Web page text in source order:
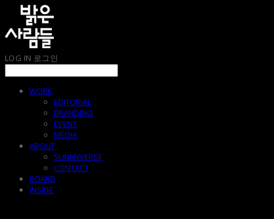
LOG IN 로그인
WORK
EDITORIAL
BRANDING
EVENT
MEDIA
ABOUT
SUNNYVERSE
CONTACT
BOARD
INSIDE